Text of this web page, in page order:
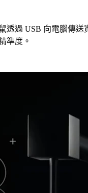
透過 USB 向電腦傳送
準度。